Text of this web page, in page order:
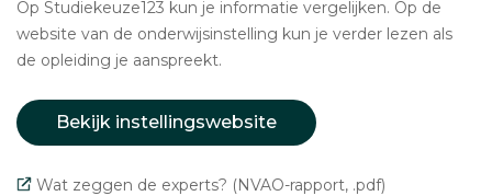
Op Studiekeuze123 kun je informatie vergelijken. Op de
website van de onderwijsinstelling kun je verder lezen als
de opleiding je aanspreekt.
Bekijk instellingswebsite
Wat zeggen de experts? (NVAO-rapport, .pdf)